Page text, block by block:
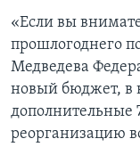
«Если вы
прошлогоднего
Медведева
новый бюджет, в
дополнительные
реорганизацию